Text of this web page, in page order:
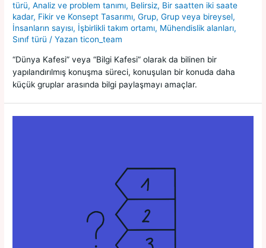
türü,Analiz ve problem tanımı, Belirsiz, Bir saatten iki saate
kadar, Fikir ve Konsept Tasarımı,Grup,Grup veya bireysel,
İnsanların sayısı, İşbirlikli takım ortamı, Mühendislik alanları,
Sınıf türü / Yazan ticon_team
“Dünya Kafesi” veya “Bilgi Kafesi” olarak da bilinen bir
yapılandırılmış konuşma süreci, konuşulan bir konuda daha
küçük gruplar arasında bilgi paylaşmayı amaçlar.